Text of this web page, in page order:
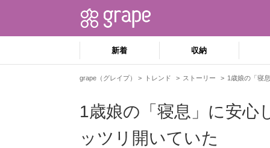
新着 収納
grape（グレイプ） トレンド ストーリー 1歳娘の「寝
1歳娘の「寝息」に安
ッツリ開いていた